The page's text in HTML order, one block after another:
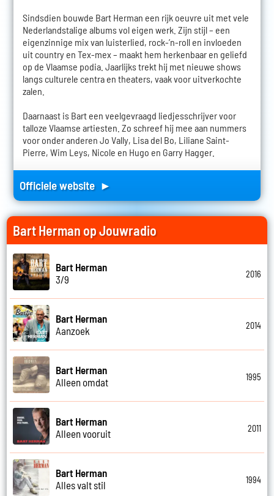
Sindsdien bouwde Bart Herman een rijk oeuvre uit met vele
Nederlandstalige albums vol eigen werk. Zijn stijl – een
eigenzinnige mix van luisterlied, rock-’n-roll en invloeden
uit country en Tex-mex – maakt hem herkenbaar en geliefd
op de Vlaamse podia. Jaarlijks trekt hij met nieuwe shows
langs culturele centra en theaters, vaak voor uitverkochte
zalen.
Daarnaast is Bart een veelgevraagd liedjesschrijver voor
talloze Vlaamse artiesten. Zo schreef hij mee aan nummers
voor onder anderen Jo Vally, Lisa del Bo, Liliane Saint-
Pierre, Wim Leys, Nicole en Hugo en Garry Hagger.
Officiele website ►
Bart Herman op Jouwradio
Bart Herman
3/9
2016
Bart Herman
Aanzoek
2014
Bart Herman
Alleen omdat
1995
Bart Herman
Alleen vooruit
2011
Bart Herman
Alles valt stil
1994